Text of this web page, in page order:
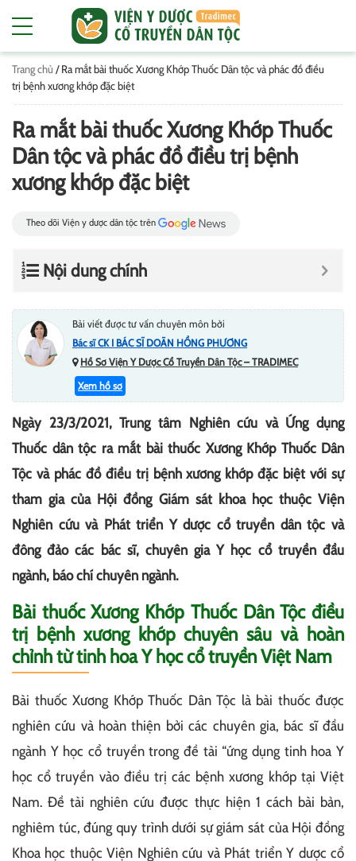
Trang chủ /Ra mắt bài thuốc Xương Khớp Thuốc Dân tộc và phác đồ điều
trị bệnh xương khớp đặc biệt
Ra mắt bài thuốc Xương Khớp Thuốc
Dân tộc và phác đồ điều trị bệnh
xương khớp đặc biệt
Theo dõi Viện y dược dân tộc trên
Nội dung chính
Bài viết được tư vấn chuyên môn bởi
Bác sĩ CK I BÁC SĨ DOÃN HỒNG PHƯƠNG
Hồ Sơ Viện Y Dược Cổ Truyền Dân Tộc – TRADIMEC
Xem hồ sơ
Ngày 23/3/2021, Trung tâm Nghiên cứu và Ứng dụng
Thuốc dân tộc ra mắt bài thuốc Xương Khớp Thuốc Dân
Tộc và phác đồ điều trị bệnh xương khớp đặc biệt với sự
tham gia của Hội đồng Giám sát khoa học thuộc Viện
Nghiên cứu và Phát triển Y dược cổ truyền dân tộc và
đông đảo các bác sĩ, chuyên gia Y học cổ truyền đầu
ngành, báo chí chuyên ngành.
Bài thuốc Xương Khớp Thuốc Dân Tộc điều
trị bệnh xương khớp chuyên sâu và hoàn
chỉnh từ tinh hoa Y học cổ truyền Việt Nam
Bài thuốc Xương Khớp Thuốc Dân Tộc là bài thuốc được
nghiên cứu và hoàn thiện bởi các chuyên gia, bác sĩ đầu
ngành Y học cổ truyền trong đề tài “ứng dụng tinh hoa Y
học cổ truyền vào điều trị các bệnh xương khớp tại Việt
Nam. Đề tài nghiên cứu được thực hiện 1 cách bài bản,
nghiêm túc, đúng quy trình dưới sự giám sát của Hội đồng
Khoa học thuộc Viện Nghiên cứu và Phát triển Y dược cổ